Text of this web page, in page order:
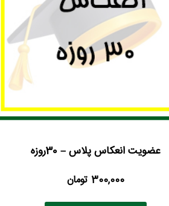
عضویت انعکاس پلاس – 30روزه
300,000 تومان